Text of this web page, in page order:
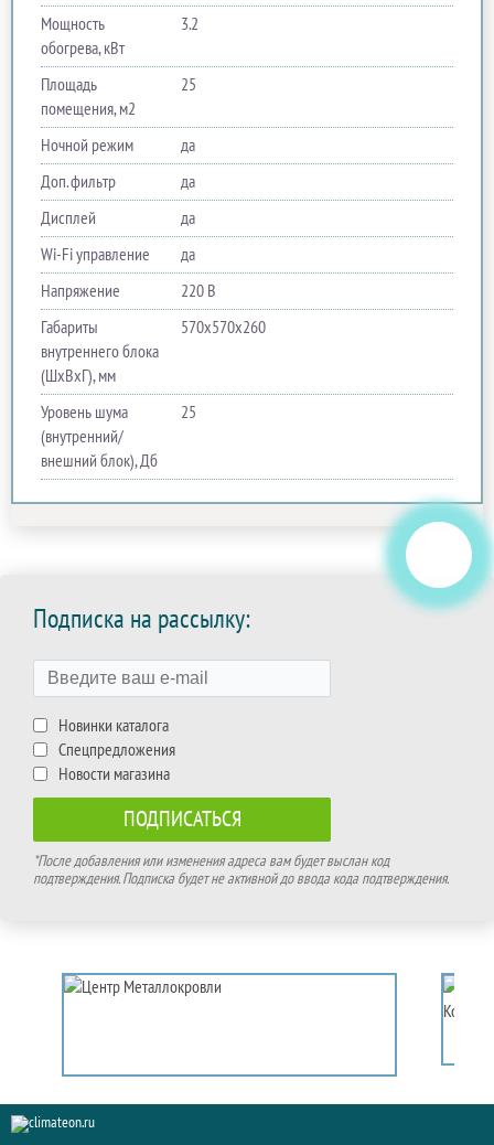
Мощность
обогрева, кВт
3.2
Площадь
помещения, м2
25
Ночной режим
да
Доп. фильтр
да
Дисплей
да
Wi-Fi управление
да
Напряжение
220 В
Габариты
внутреннего блока
(ШхВхГ), мм
570х570х260
Уровень шума
(внутренний/
внешний блок), Дб
25
Подписка на рассылку:
Новинки каталога
Спецпредложения
Новости магазина
*После добавления или изменения адреса вам будет выслан код
подтверждения. Подписка будет не активной до ввода кода подтверждения.